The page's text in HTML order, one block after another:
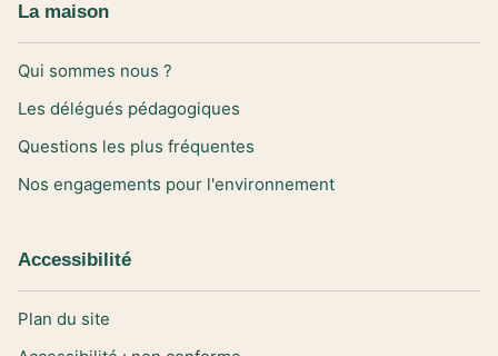
La maison
Qui sommes nous ?
Les délégués pédagogiques
Questions les plus fréquentes
Nos engagements pour l'environnement
Accessibilité
Plan du site